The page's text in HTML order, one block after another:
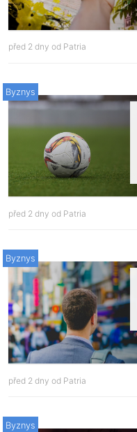
před 2 dny od Patria
Byznys
před 2 dny od Patria
Byznys
před 2 dny od Patria
Byznys